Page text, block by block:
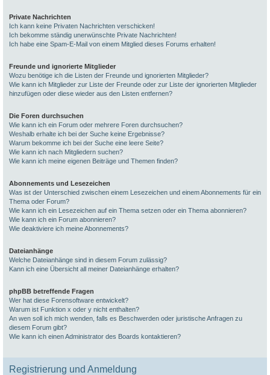
Private Nachrichten
Ich kann keine Privaten Nachrichten verschicken!
Ich bekomme ständig unerwünschte Private Nachrichten!
Ich habe eine Spam-E-Mail von einem Mitglied dieses Forums erhalten!
Freunde und ignorierte Mitglieder
Wozu benötige ich die Listen der Freunde und ignorierten Mitglieder?
Wie kann ich Mitglieder zur Liste der Freunde oder zur Liste der ignorierten Mitglieder
hinzufügen oder diese wieder aus den Listen entfernen?
Die Foren durchsuchen
Wie kann ich ein Forum oder mehrere Foren durchsuchen?
Weshalb erhalte ich bei der Suche keine Ergebnisse?
Warum bekomme ich bei der Suche eine leere Seite?
Wie kann ich nach Mitgliedern suchen?
Wie kann ich meine eigenen Beiträge und Themen finden?
Abonnements und Lesezeichen
Was ist der Unterschied zwischen einem Lesezeichen und einem Abonnements für ein
Thema oder Forum?
Wie kann ich ein Lesezeichen auf ein Thema setzen oder ein Thema abonnieren?
Wie kann ich ein Forum abonnieren?
Wie deaktiviere ich meine Abonnements?
Dateianhänge
Welche Dateianhänge sind in diesem Forum zulässig?
Kann ich eine Übersicht all meiner Dateianhänge erhalten?
phpBB betreffende Fragen
Wer hat diese Forensoftware entwickelt?
Warum ist Funktion x oder y nicht enthalten?
An wen soll ich mich wenden, falls es Beschwerden oder juristische Anfragen zu
diesem Forum gibt?
Wie kann ich einen Administrator des Boards kontaktieren?
Registrierung und Anmeldung